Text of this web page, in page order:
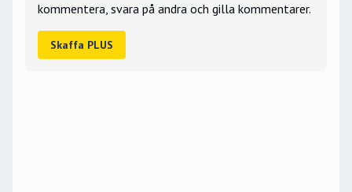
kommentera, svara på andra och gilla kommentarer.
Skaffa PLUS